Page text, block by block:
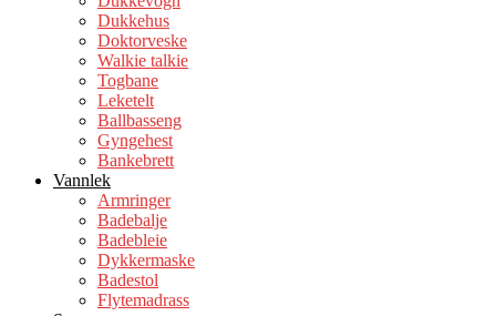
Dukkehus
Doktorveske
Walkie talkie
Togbane
Leketelt
Ballbasseng
Gyngehest
Bankebrett
Vannlek
Armringer
Badebalje
Badebleie
Dykkermaske
Badestol
Flytemadrass